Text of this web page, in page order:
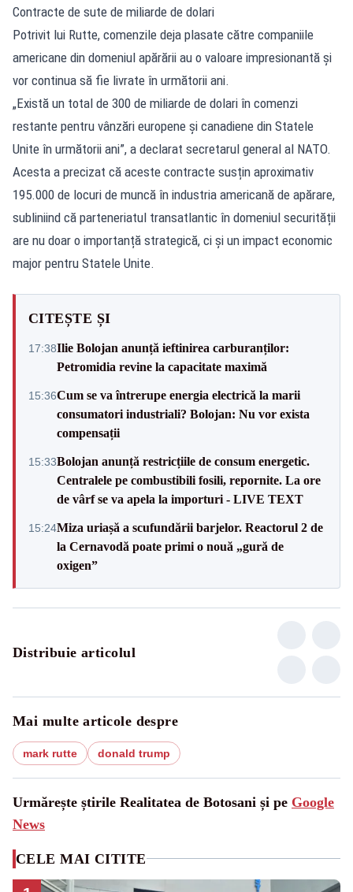
Contracte de sute de miliarde de dolari
Potrivit lui Rutte, comenzile deja plasate către companiile
americane din domeniul apărării au o valoare impresionantă și
vor continua să fie livrate în următorii ani.
„Există un total de 300 de miliarde de dolari în comenzi
restante pentru vânzări europene și canadiene din Statele
Unite în următorii ani”, a declarat secretarul general al NATO.
Acesta a precizat că aceste contracte susțin aproximativ
195.000 de locuri de muncă în industria americană de apărare,
subliniind că parteneriatul transatlantic în domeniul securității
are nu doar o importanță strategică, ci și un impact economic
major pentru Statele Unite.
CITEȘTE ȘI
17:38Ilie Bolojan anunță ieftinirea carburanților:
Petromidia revine la capacitate maximă
15:36Cum se va întrerupe energia electrică la marii
consumatori industriali? Bolojan: Nu vor exista
compensații
15:33Bolojan anunță restricțiile de consum energetic.
Centralele pe combustibili fosili, repornite. La ore
de vârf se va apela la importuri - LIVE TEXT
15:24Miza uriașă a scufundării barjelor. Reactorul 2 de
la Cernavodă poate primi o nouă „gură de
oxigen”
Distribuie articolul
Mai multe articole despre
mark rutte donald trump
Urmărește știrile Realitatea de Botosani și pe Google
News
CELE MAI CITITE